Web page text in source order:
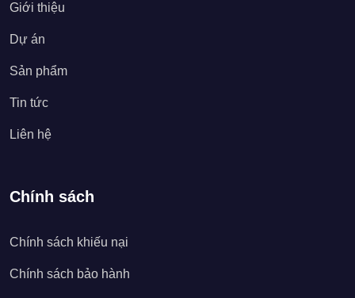
Giới thiệu
Dự án
Sản phẩm
Tin tức
Liên hệ
Chính sách
Chính sách khiếu nại
Chính sách bảo hành